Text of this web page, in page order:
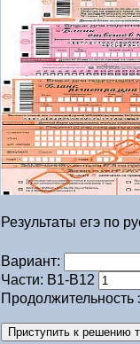
Результаты егэ по
Вариант:
Части: В1-В12
Продолжительность